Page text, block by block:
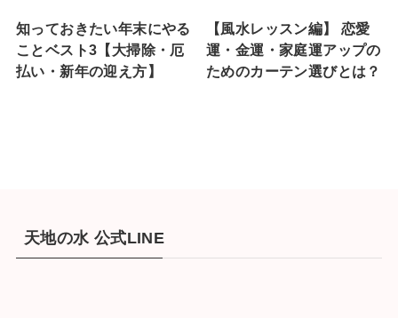
知っておきたい年末にやる
ことベスト3【大掃除・厄
払い・新年の迎え方】
【風水レッスン編】 恋愛
運・金運・家庭運アップの
ためのカーテン選びとは？
天地の水 公式LINE